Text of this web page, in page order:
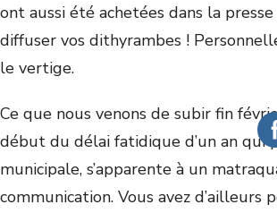
ont aussi été achetées dans la
diffuser vos dithyrambes !
le vertige.
Ce que nous venons de subir fin
début du délai fatidique d’un an qui
municipale, s’apparente à un
communication. Vous avez d’ailleurs